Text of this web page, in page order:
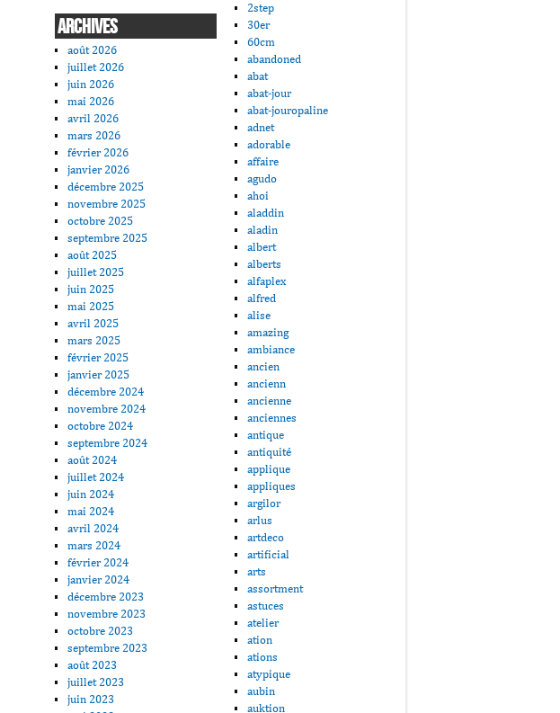
ARCHIVES
août 2026
juillet 2026
juin 2026
mai 2026
avril 2026
mars 2026
février 2026
janvier 2026
décembre 2025
novembre 2025
octobre 2025
septembre 2025
août 2025
juillet 2025
juin 2025
mai 2025
avril 2025
mars 2025
février 2025
janvier 2025
décembre 2024
novembre 2024
octobre 2024
septembre 2024
août 2024
juillet 2024
juin 2024
mai 2024
avril 2024
mars 2024
février 2024
janvier 2024
décembre 2023
novembre 2023
octobre 2023
septembre 2023
août 2023
juillet 2023
juin 2023
2step
30er
60cm
abandoned
abat
abat-jour
abat-jouropaline
adnet
adorable
affaire
agudo
ahoi
aladdin
aladin
albert
alberts
alfaplex
alfred
alise
amazing
ambiance
ancien
ancienn
ancienne
anciennes
antique
antiquité
applique
appliques
argilor
arlus
artdeco
artificial
arts
assortment
astuces
atelier
ation
ations
atypique
aubin
auktion